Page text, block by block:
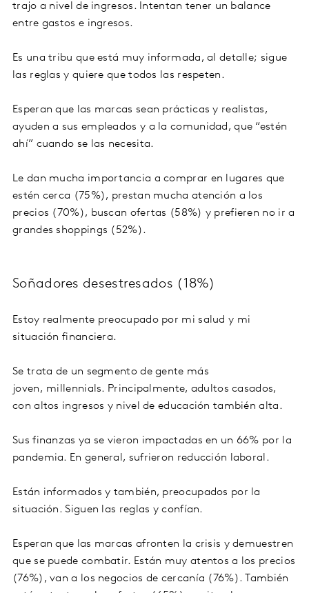
trajo a nivel de ingresos. Intentan tener un balance
entre gastos e ingresos.
Es una tribu que está muy informada, al detalle; sigue
las reglas y quiere que todos las respeten.
Esperan que las marcas sean prácticas y realistas,
ayuden a sus empleados y a la comunidad, que “estén
ahí” cuando se las necesita.
Le dan mucha importancia a comprar en lugares que
estén cerca (75%), prestan mucha atención a los
precios (70%), buscan ofertas (58%) y prefieren no ir a
grandes shoppings (52%).
Soñadores desestresados (18%)
Estoy realmente preocupado por mi salud y mi
situación financiera.
Se trata de un segmento de gente más
joven, millennials. Principalmente, adultos casados,
con altos ingresos y nivel de educación también alta.
Sus finanzas ya se vieron impactadas en un 66% por la
pandemia. En general, sufrieron reducción laboral.
Están informados y también, preocupados por la
situación. Siguen las reglas y confían.
Esperan que las marcas afronten la crisis y demuestren
que se puede combatir. Están muy atentos a los precios
(76%), van a los negocios de cercanía (76%). También